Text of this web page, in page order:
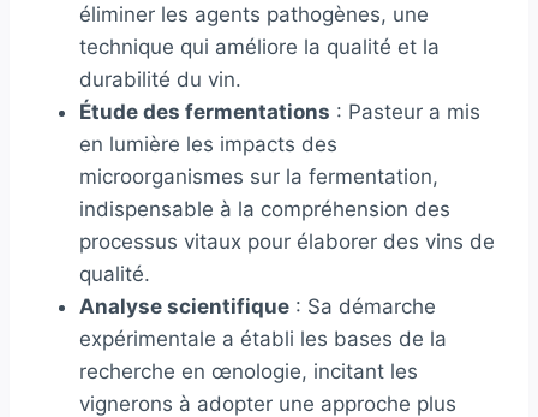
éliminer les agents pathogènes, une
technique qui améliore la qualité et la
durabilité du vin.
Étude des fermentations : Pasteur a mis
en lumière les impacts des
microorganismes sur la fermentation,
indispensable à la compréhension des
processus vitaux pour élaborer des vins de
qualité.
Analyse scientifique : Sa démarche
expérimentale a établi les bases de la
recherche en œnologie, incitant les
vignerons à adopter une approche plus